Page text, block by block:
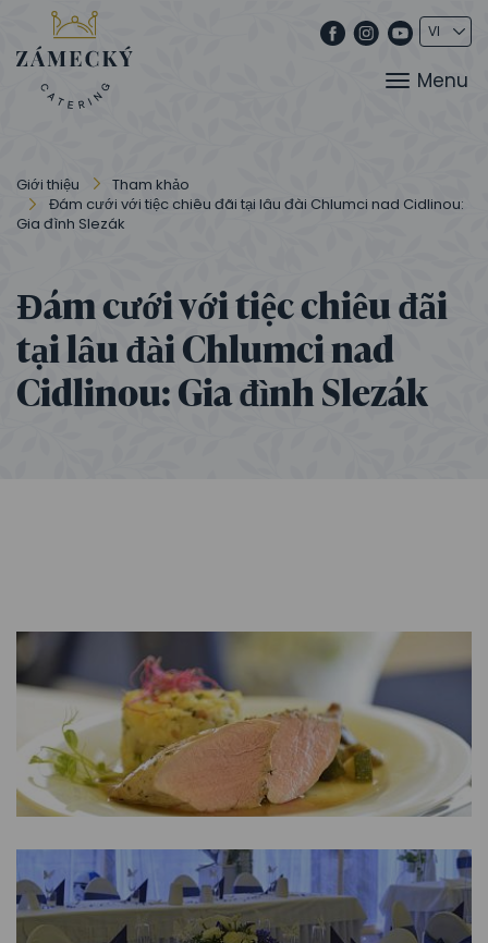
Menu
Giới thiệu
Tham khảo
Đám cưới với tiệc chiêu đãi tại lâu đài Chlumci nad Cidlinou:
Gia đình Slezák
Đám cưới với tiệc chiêu đãi
tại lâu đài Chlumci nad
Cidlinou: Gia đình Slezák